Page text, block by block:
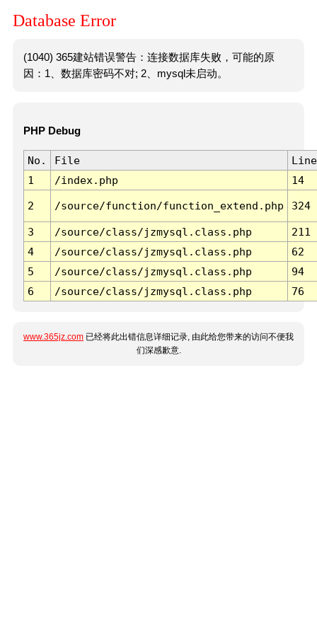
Database Error
(1040) 365建站错误警告：连接数据库失败，可能的原
因：1、数据库密码不对; 2、mysql未启动。
PHP Debug
No. File
Line
1
/index.php 14
2 /source/function/function_extend.php 324
3 /source/class/jzmysql.class.php
211
4
/source/class/jzmysql.class.php
62
5
/source/class/jzmysql.class.php
94
6
/source/class/jzmysql.class.php 76
www.365jz.com 已经将此出错信息详细记录, 由此给您带来的访问不便我
们深感歉意.